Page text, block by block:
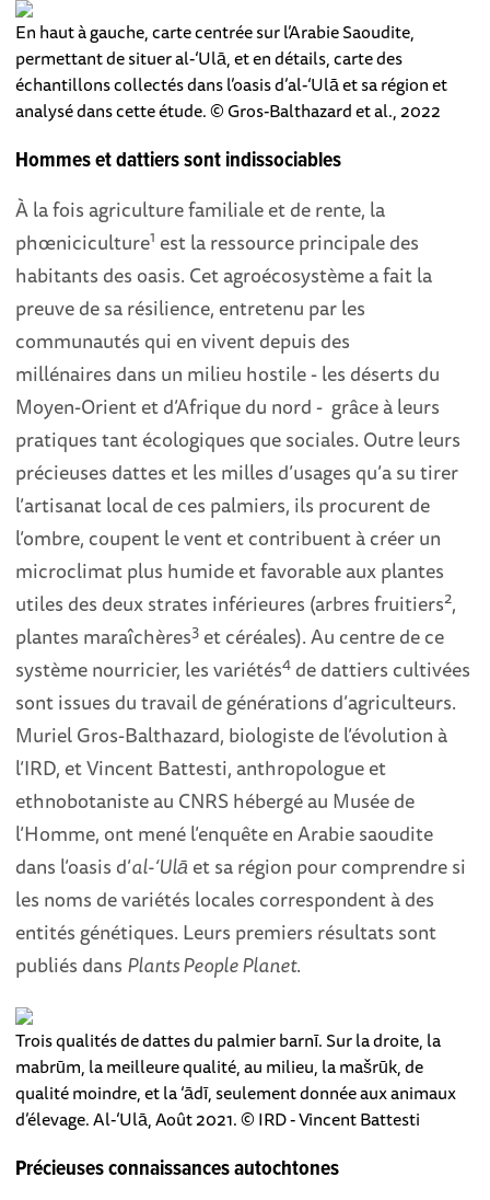
En haut à gauche, carte centrée sur l’Arabie Saoudite,
permettant de situer al-‘Ulā, et en détails, carte des
échantillons collectés dans l’oasis d’al-‘Ulā et sa région et
analysé dans cette étude. © Gros-Balthazard et al., 2022
Hommes et dattiers sont indissociables
À la fois agriculture familiale et de rente, la
phœniciculture1 est la ressource principale des
habitants des oasis. Cet agroécosystème a fait la
preuve de sa résilience, entretenu par les
communautés qui en vivent depuis des
millénaires dans un milieu hostile - les déserts du
Moyen-Orient et d’Afrique du nord - grâce à leurs
pratiques tant écologiques que sociales. Outre leurs
précieuses dattes et les milles d’usages qu’a su tirer
l’artisanat local de ces palmiers, ils procurent de
l’ombre, coupent le vent et contribuent à créer un
microclimat plus humide et favorable aux plantes
utiles des deux strates inférieures (arbres fruitiers2,
plantes maraîchères3 et céréales). Au centre de ce
système nourricier, les variétés4 de dattiers cultivées
sont issues du travail de générations d’agriculteurs.
Muriel Gros-Balthazard, biologiste de l’évolution à
l’IRD, et Vincent Battesti, anthropologue et
ethnobotaniste au CNRS hébergé au Musée de
l’Homme, ont mené l’enquête en Arabie saoudite
dans l’oasis d’al-‘Ulāet sa région pour comprendre si
les noms de variétés locales correspondent à des
entités génétiques. Leurs premiers résultats sont
publiés dans Plants People Planet.
Trois qualités de dattes du palmier barnī. Sur la droite, la
mabrūm, la meilleure qualité, au milieu, la mašrūk, de
qualité moindre, et la ‘ādī, seulement donnée aux animaux
d’élevage. Al-‘Ulā, Août 2021. © IRD - Vincent Battesti
Précieuses connaissances autochtones